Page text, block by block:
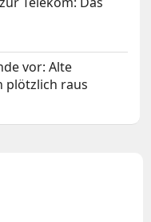
vor: Alte
plötzlich raus